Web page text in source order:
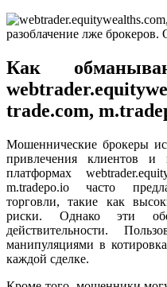
Как
trade.com,
Мошеннические брокеры
привлечения клиентов
платформах
m.tradepo.io часто
торговли, такие как
риски. Однако эти
действительности.
манипуляциями в
каждой сделке.